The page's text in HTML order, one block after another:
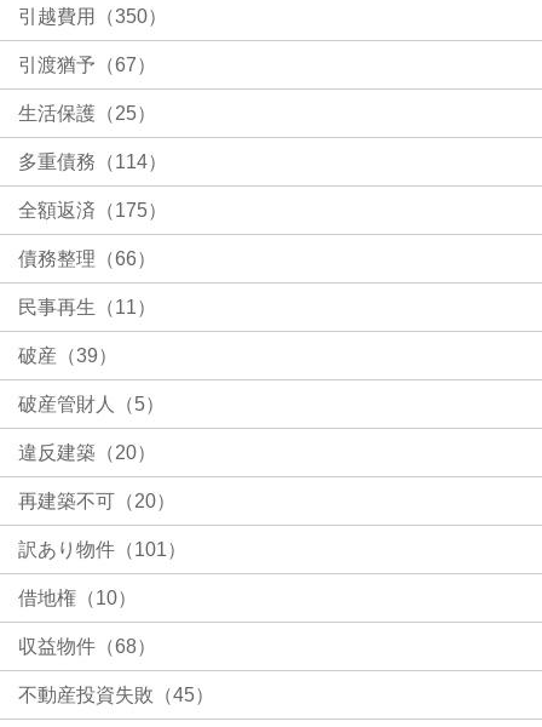
引越費用（350）
引渡猶予（67）
生活保護（25）
多重債務（114）
全額返済（175）
債務整理（66）
民事再生（11）
破産（39）
破産管財人（5）
違反建築（20）
再建築不可（20）
訳あり物件（101）
借地権（10）
収益物件（68）
不動産投資失敗（45）